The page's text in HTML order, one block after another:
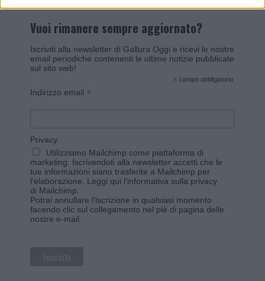
Vuoi rimanere sempre aggiornato?
Iscriviti alla newsletter di Gallura Oggi e ricevi le nostre
email periodiche contenenti le ultime notizie pubblicate
sul sito web!
* campo obbligatorio
Indirizzo email *
Privacy
Utilizziamo Mailchimp come piattaforma di
marketing. Iscrivendoti alla newsletter accetti che le
tue informazioni siano trasferite a Mailchimp per
l'elaborazione. Leggi qui l'informativa sulla privacy
di Mailchimp
Potrai annullare l'iscrizione in qualsiasi momento
facendo clic sul collegamento nel piè di pagina delle
nostre e-mail.